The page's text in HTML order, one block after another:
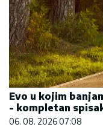
Evo u kojim
- kompletan
06. 08. 2026 07:08